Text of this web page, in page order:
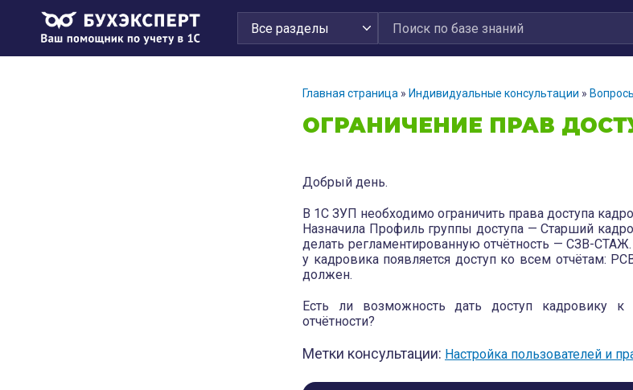
Главная страница » Индивидуальные консультации »
ОГРАНИЧЕНИЕ ПРАВ
Добрый день.
В 1С ЗУП необходимо ограничить права доступа
Назначила Профиль группы доступа — Старший
делать регламентированную отчётность — СЗВ-
у кадровика появляется доступ ко всем отчётам:
должен.
Есть ли возможность дать доступ кадровику к
отчётности?
Метки консультации: Настройка пользователей и